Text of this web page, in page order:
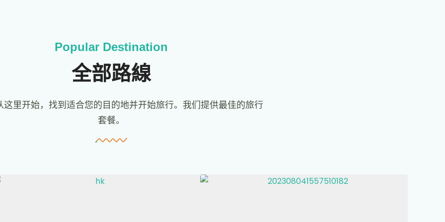
Popular Destination
全部路線
这里开始，找到适合您的目的地并开始旅行。我们提供最佳的旅行
套餐。